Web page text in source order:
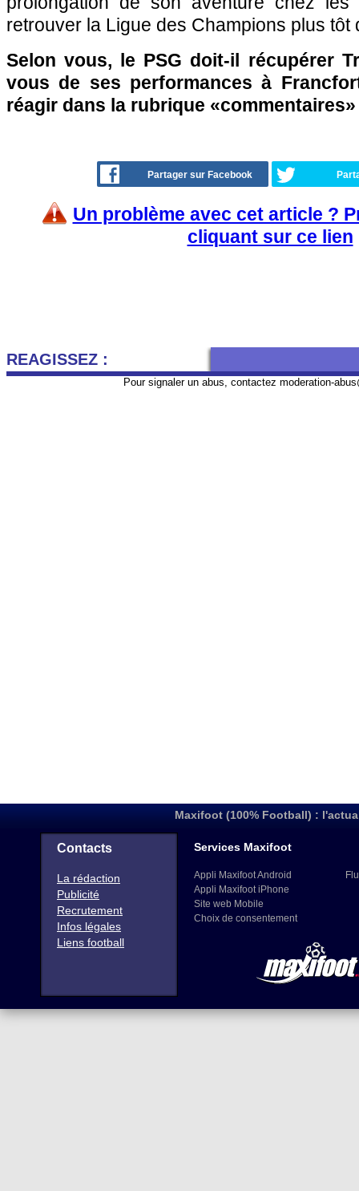
retrouver la Ligue des Champions plus tôt
Selon vous, le PSG doit-il récupérer
vous de ses performances à
réagir dans la rubrique
Partager sur Facebook
Un problème avec cet article ?
cliquant sur ce lien
REAGISSEZ :
Pour signaler un abus, contactez moderation-
Maxifoot (100% Football) :
Contacts
La rédaction
Publicité
Recrutement
Infos légales
Liens football
Services Maxifoot
Appli Maxifoot Android
Appli Maxifoot iPhone
Site web Mobile
Choix de consentement